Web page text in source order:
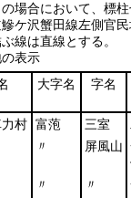
場合において、標
ケ沢蟹田線左側官民
線は直線とする。
表示
大字名 字名
村 富萢 三室
〃 屏風山
〃 〃